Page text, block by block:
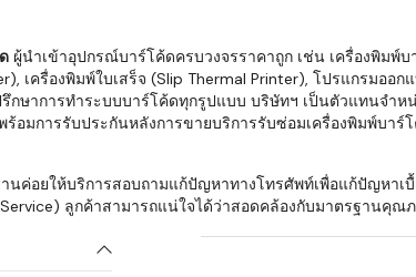
อย่างไร
WMS สำหรับธุรกิจ 3PL,
ค้าส่ง และ E-Commerce:
แนะนำ Checklist ก่อน
เลือกระบบ WMS: ธุรกิจ
ผู้นำเข้าอุปกรณ์บาร์โค้ดครบวงจรราคาถูก เช่น เครื่องพิมพ์
เครื่องพิมพ์ใบเสร็จ (Slip Thermal Printer), โปรแกรมอ
ษาการทำระบบบาร์โค้ดทุกรูปแบบ บริษัทฯ เป็นตัวแทนจำหน่
มการรับประกันหลังการขายบริการรับซ่อมเครื่องพิมพ์บาร์
นค่อยให้บริการสอบถามแก้ปัญหาทางโทรศัพท์เพื่อแก้ปัญหา
ลูกค้าสามารถแน่ใจได้ว่าสอดคล้องกับมาตรฐานคุณ